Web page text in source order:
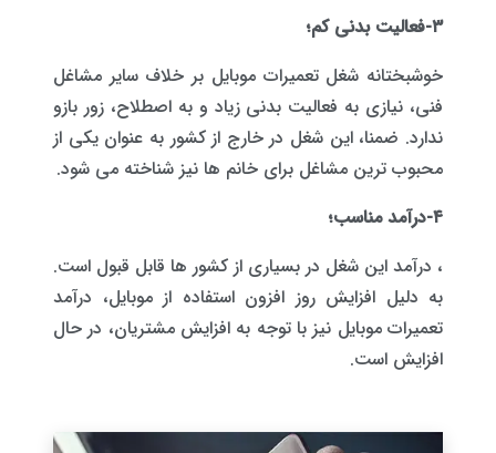
۳-فعالیت بدنی کم؛
خوشبختانه شغل تعمیرات موبایل بر خلاف سایر مشاغل
فنی، نیازی به فعالیت بدنی زیاد و به اصطلاح، زور بازو
ندارد. ضمنا، این شغل در خارج از کشور به عنوان یکی از
محبوب ترین مشاغل برای خانم ها نیز شناخته می شود.
۴-درآمد مناسب؛
، درآمد این شغل در بسیاری از کشور ها قابل قبول است.
به دلیل افزایش روز افزون استفاده از موبایل، درآمد
تعمیرات موبایل نیز با توجه به افزایش مشتریان، در حال
افزایش است.